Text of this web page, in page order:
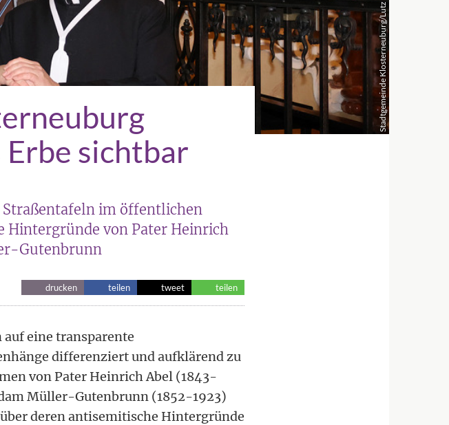
Stadtgemeinde Klosterneuburg/Lutz
sichtbar
im öffentlichen
Hintergründe von Pater Heinrich
Gutenbrunn
drucken teilen tweet teilen
auf eine transparente
differenziert und aufklärend zu
von Pater Heinrich Abel (1843-
Müller-Gutenbrunn (1852-1923)
deren antisemitische Hintergründe